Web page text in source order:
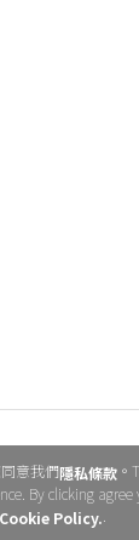
意我們隱私條款
By clicking
Cookie Policy.